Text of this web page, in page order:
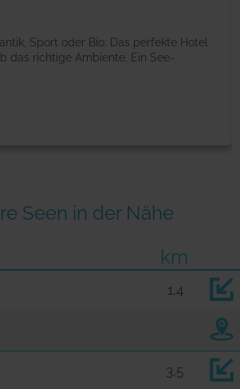
Sport oder Bio: Das perfekte Hotel
das richtige Ambiente. Ein See-
Seen in der Nähe
km
1,4
3,5